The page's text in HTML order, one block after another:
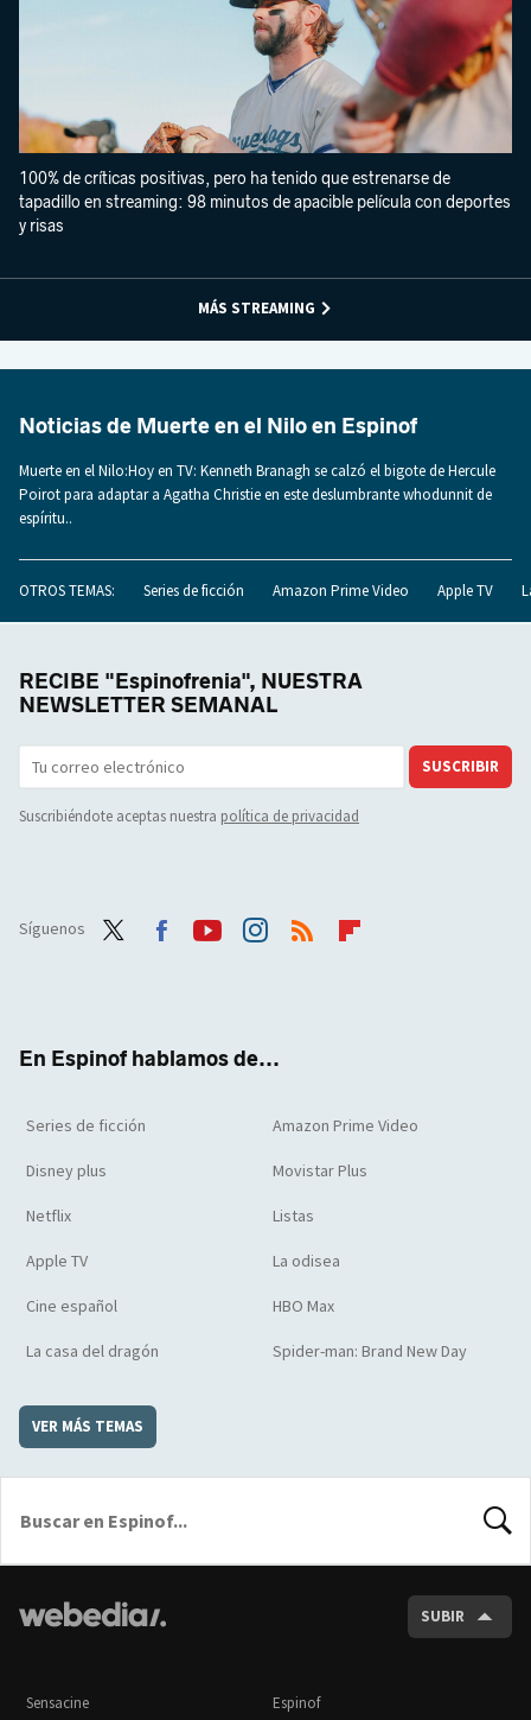
100% de críticas positivas, pero ha tenido que estrenarse de
tapadillo en streaming: 98 minutos de apacible película con deportes
y risas
MÁS STREAMING
Noticias de Muerte en el Nilo en Espinof
Muerte en el Nilo:Hoy en TV: Kenneth Branagh se calzó el bigote de Hercule
Poirot para adaptar a Agatha Christie en este deslumbrante whodunnit de
espíritu..
OTROS TEMAS: Series de ficción Amazon Prime Video Apple TV
RECIBE "Espinofrenia", NUESTRA
NEWSLETTER SEMANAL
SUSCRIBIR
Suscribiéndote aceptas nuestra política de privacidad
Síguenos
En Espinof hablamos de...
Series de ficción Amazon Prime Video
Disney plus Movistar Plus
Netflix Listas
Apple TV La odisea
Cine español HBO Max
La casa del dragón Spider-man: Brand New Day
VER MÁS TEMAS
SUBIR
Sensacine Espinof